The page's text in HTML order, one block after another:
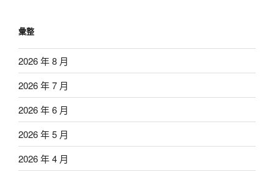
彙整
2026 年 8 月
2026 年 7 月
2026 年 6 月
2026 年 5 月
2026 年 4 月